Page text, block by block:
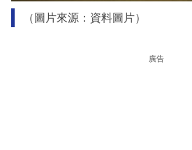
（圖片來源：資料圖片）
廣告